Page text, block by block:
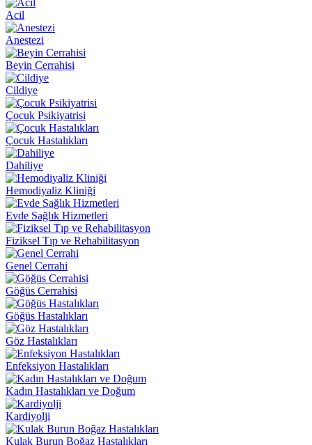
Acil
Anestezi
Beyin Cerrahisi
Cildiye
Çocuk Psikiyatrisi
Çocuk Hastalıkları
Dahiliye
Hemodiyaliz Kliniği
Evde Sağlık Hizmetleri
Fiziksel Tıp ve Rehabilitasyon
Genel Cerrahi
Göğüs Cerrahisi
Göğüs Hastalıkları
Göz Hastalıkları
Enfeksiyon Hastalıkları
Kadın Hastalıkları ve Doğum
Kardiyolji
Kulak Burun Boğaz Hastalıkları